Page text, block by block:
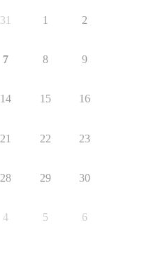
31 1 2
7 8 9
14 15 16
21 22 23
28 29 30
4 5 6